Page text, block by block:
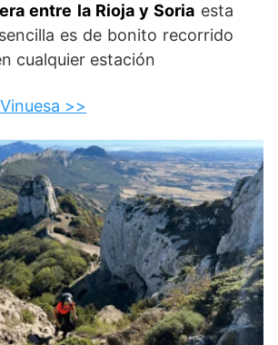
entre la Rioja y Soria esta
es de bonito recorrido
cualquier estación
>>